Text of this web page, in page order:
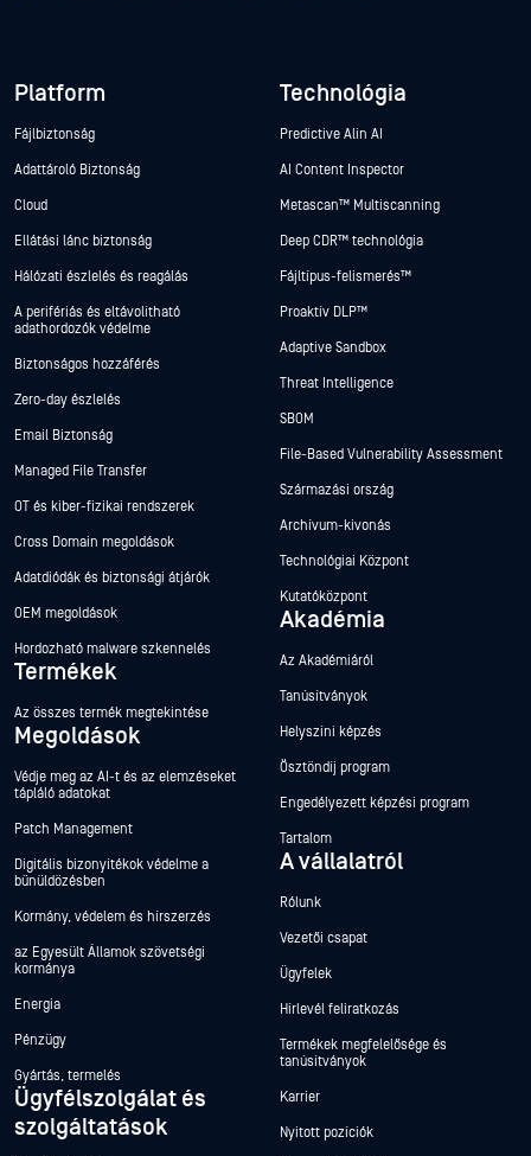
Platform
Fájlbiztonság
Adattároló Biztonság
Cloud
Ellátási lánc biztonság
Hálózati észlelés és reagálás
A perifériás és eltávolítható
adathordozók védelme
Biztonságos hozzáférés
Zero-day észlelés
Email Biztonság
Managed File Transfer
OT és kiber-fizikai rendszerek
Cross Domain megoldások
Adatdiódák és biztonsági átjárók
OEM megoldások
Hordozható malware szkennelés
Termékek
Az összes termék megtekintése
Megoldások
Védje meg az AI-t és az elemzéseket
tápláló adatokat
Patch Management
Digitális bizonyítékok védelme a
bűnüldözésben
Kormány, védelem és hírszerzés
az Egyesült Államok szövetségi
kormánya
Energia
Pénzügy
Gyártás, termelés
Ügyfélszolgálat és
szolgáltatások
Technológia
Predictive Alin AI
AI Content Inspector
Metascan™ Multiscanning
Deep CDR™ technológia
Fájltípus-felismerés™
Proaktív DLP™
Adaptive Sandbox
Threat Intelligence
SBOM
File-Based Vulnerability Assessment
Származási ország
Archívum-kivonás
Technológiai Központ
Kutatóközpont
Akadémia
Az Akadémiáról
Tanúsítványok
Helyszíni képzés
Ösztöndíj program
Engedélyezett képzési program
Tartalom
A vállalatról
Rólunk
Vezetői csapat
Ügyfelek
Hírlevél feliratkozás
Termékek megfelelősége és
tanúsítványok
Karrier
Nyitott pozíciók